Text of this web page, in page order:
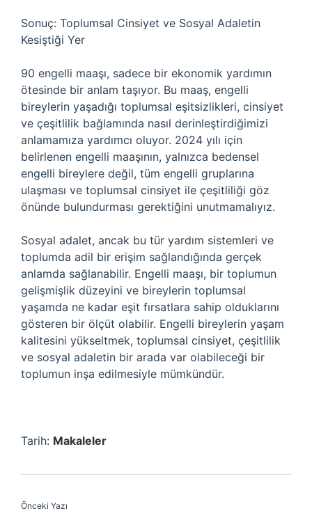
Sonuç: Toplumsal Cinsiyet ve Sosyal Adaletin
Kesiştiği Yer
90 engelli maaşı, sadece bir ekonomik yardımın
ötesinde bir anlam taşıyor. Bu maaş, engelli
bireylerin yaşadığı toplumsal eşitsizlikleri, cinsiyet
ve çeşitlilik bağlamında nasıl derinleştirdiğimizi
anlamamıza yardımcı oluyor. 2024 yılı için
belirlenen engelli maaşının, yalnızca bedensel
engelli bireylere değil, tüm engelli gruplarına
ulaşması ve toplumsal cinsiyet ile çeşitliliği göz
önünde bulundurması gerektiğini unutmamalıyız.
Sosyal adalet, ancak bu tür yardım sistemleri ve
toplumda adil bir erişim sağlandığında gerçek
anlamda sağlanabilir. Engelli maaşı, bir toplumun
gelişmişlik düzeyini ve bireylerin toplumsal
yaşamda ne kadar eşit fırsatlara sahip olduklarını
gösteren bir ölçüt olabilir. Engelli bireylerin yaşam
kalitesini yükseltmek, toplumsal cinsiyet, çeşitlilik
ve sosyal adaletin bir arada var olabileceği bir
toplumun inşa edilmesiyle mümkündür.
Tarih: Makaleler
Önceki Yazı